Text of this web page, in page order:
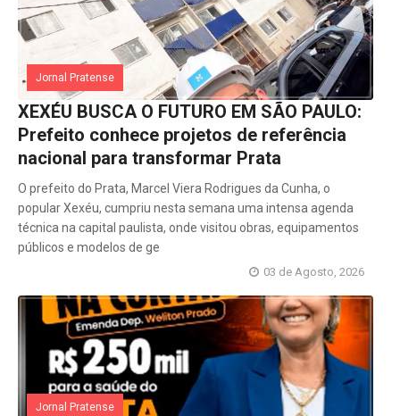
Jornal Pratense
XEXÉU BUSCA O FUTURO EM SÃO PAULO:
Prefeito conhece projetos de referência
nacional para transformar Prata
O prefeito do Prata, Marcel Viera Rodrigues da Cunha, o
popular Xexéu, cumpriu nesta semana uma intensa agenda
técnica na capital paulista, onde visitou obras, equipamentos
públicos e modelos de ge
03 de Agosto, 2026
Jornal Pratense